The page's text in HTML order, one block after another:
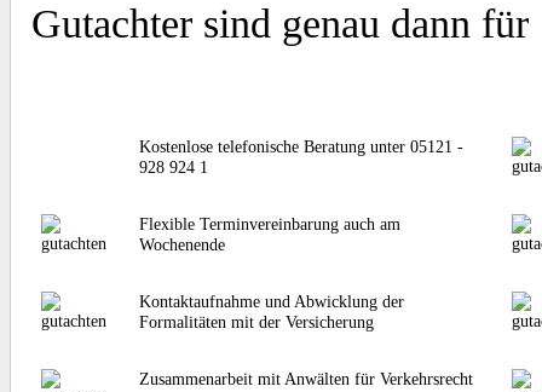
Gutachter sind genau dann
Kostenlose telefonische Beratung unter 05121 -
928 924 1
Flexible Terminvereinbarung auch am
Wochenende
Kontaktaufnahme und Abwicklung der
Formalitäten mit der Versicherung
Zusammenarbeit mit Anwälten für Verkehrsrecht